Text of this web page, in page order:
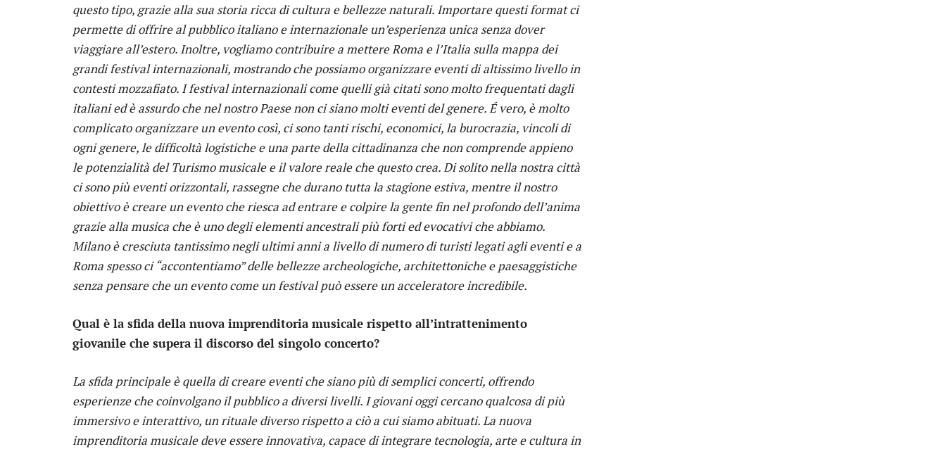
questo tipo, grazie alla sua storia ricca di cultura e bellezze naturali. Importare questi format ci
permette di offrire al pubblico italiano e internazionale un’esperienza unica senza dover
viaggiare all’estero. Inoltre, vogliamo contribuire a mettere Roma e l’Italia sulla mappa dei
grandi festival internazionali, mostrando che possiamo organizzare eventi di altissimo livello in
contesti mozzafiato. I festival internazionali come quelli già citati sono molto frequentati dagli
italiani ed è assurdo che nel nostro Paese non ci siano molti eventi del genere. É vero, è molto
complicato organizzare un evento così, ci sono tanti rischi, economici, la burocrazia, vincoli di
ogni genere, le difficoltà logistiche e una parte della cittadinanza che non comprende appieno
le potenzialità del Turismo musicale e il valore reale che questo crea. Di solito nella nostra città
ci sono più eventi orizzontali, rassegne che durano tutta la stagione estiva, mentre il nostro
obiettivo è creare un evento che riesca ad entrare e colpire la gente fin nel profondo dell’anima
grazie alla musica che è uno degli elementi ancestrali più forti ed evocativi che abbiamo.
Milano è cresciuta tantissimo negli ultimi anni a livello di numero di turisti legati agli eventi e a
Roma spesso ci “accontentiamo” delle bellezze archeologiche, architettoniche e paesaggistiche
senza pensare che un evento come un festival può essere un acceleratore incredibile.
Qual è la sfida della nuova imprenditoria musicale rispetto all’intrattenimento
giovanile che supera il discorso del singolo concerto?
La sfida principale è quella di creare eventi che siano più di semplici concerti, offrendo
esperienze che coinvolgano il pubblico a diversi livelli. I giovani oggi cercano qualcosa di più
immersivo e interattivo, un rituale diverso rispetto a ciò a cui siamo abituati. La nuova
imprenditoria musicale deve essere innovativa, capace di integrare tecnologia, arte e cultura in